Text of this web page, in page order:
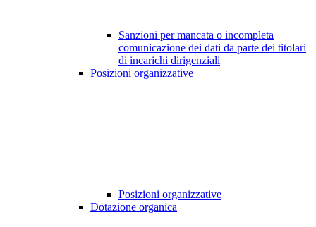
Sanzioni per mancata o incompleta
comunicazione dei dati da parte dei titolari
di incarichi dirigenziali
Posizioni organizzative
Posizioni organizzative
Dotazione organica